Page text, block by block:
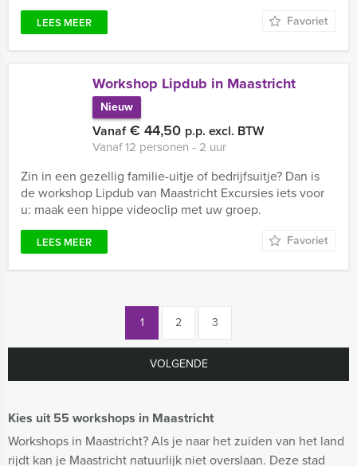
Kies uit 55 workshops in Maastricht
Workshops in Maastricht? Als je naar het zuiden van het land
rijdt kan je Maastricht natuurlijk niet overslaan. Deze stad
LEES MEER Favoriet
Workshop Lipdub in Maastricht
Nieuw
Vanaf€ 44,50 p.p. excl. BTW
Vanaf 12 personen ‐ 2 uur
Zin in een gezellig familie-uitje of bedrijfsuitje? Dan is
de workshop Lipdub van Maastricht Excursies iets voor
u: maak een hippe videoclip met uw groep.
LEES MEER Favoriet
1 2 3
VOLGENDE